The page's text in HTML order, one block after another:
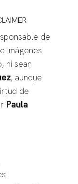
de
imágenes
ni sean
, aunque
de
Paula